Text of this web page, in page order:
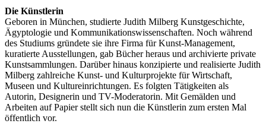
Die Künstlerin
Geboren in München, studierte Judith Milberg Kunstgeschichte,
Ägyptologie und Kommunikationswissenschaften. Noch während
des Studiums gründete sie ihre Firma für Kunst-Management,
kuratierte Ausstellungen, gab Bücher heraus und archivierte private
Kunstsammlungen. Darüber hinaus konzipierte und realisierte Judith
Milberg zahlreiche Kunst- und Kulturprojekte für Wirtschaft,
Museen und Kultureinrichtungen. Es folgten Tätigkeiten als
Autorin, Designerin und TV-Moderatorin. Mit Gemälden und
Arbeiten auf Papier stellt sich nun die Künstlerin zum ersten Mal
öffentlich vor.